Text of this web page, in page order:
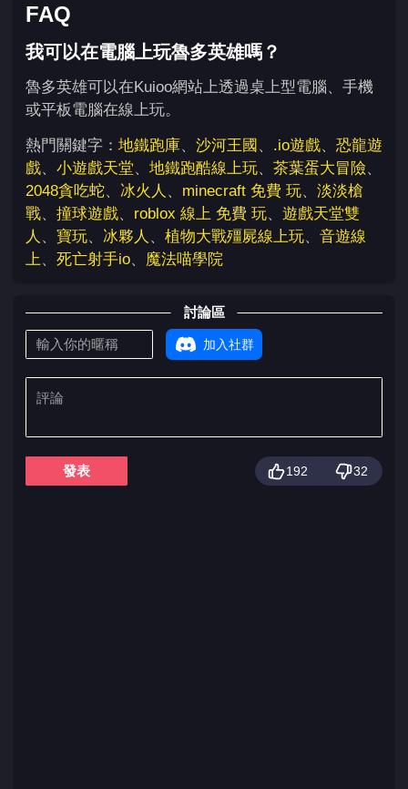
FAQ
我可以在電腦上玩魯多英雄嗎？
魯多英雄可以在Kuioo網站上透過桌上型電腦、手機
或平板電腦在線上玩。
熱門關鍵字： 地鐵跑庫、 沙河王國 、 .io遊戲、 恐龍遊
戲、 小遊戲天堂、 地鐵跑酷線上玩、 茶葉蛋大冒險、
2048貪吃蛇、 冰火人 、 minecraft 免費 玩、 淡淡槍
戰、 撞球遊戲、 roblox 線上 免費 玩、 遊戲天堂雙
人 、 寶玩、 冰夥人 、 植物大戰殭屍線上玩、 音遊線
上、 死亡射手io、 魔法喵學院
討論區
加入社群
發表 192 32